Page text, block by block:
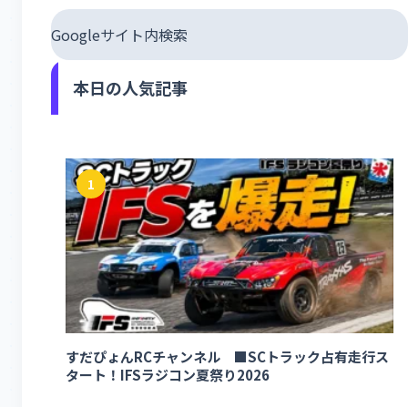
Googleサイト内検索
本日の人気記事
1
すだぴょんRCチャンネル ■SCトラック占有走行ス
タート！IFSラジコン夏祭り2026